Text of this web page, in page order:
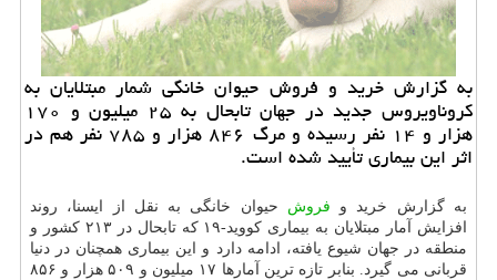
به گزارش خرید و فروش حیوان خانگی شمار مبتلایان به
كروناویروس جدید در جهان تابحال به ۲۵ میلیون و ۱۷۰
هزار و ۱۴ نفر رسیده و مرگ ۸۴۶ هزار و ۷۸۵ نفر هم در
اثر این بیماری تأیید شده است.
به گزارش خرید و فروش حیوان خانگی به نقل از ایسنا، روند
افزایش آمار مبتلایان به بیماری کووید-۱۹ که تابحال در ۲۱۳ کشور و
منطقه در جهان شیوع یافته، ادامه دارد و این بیماری همچنان در دنیا
قربانی می گیرد. بنابر تازه ترین آمارها ۱۷ میلیون و ۵۰۹ هزار و ۸۵۶